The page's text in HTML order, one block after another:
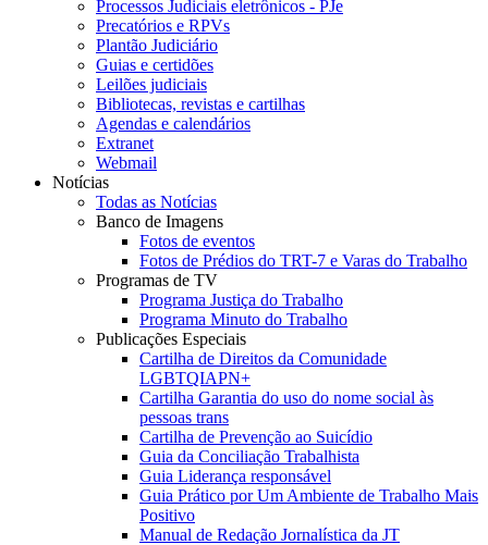
Processos Judiciais eletrônicos - PJe
Precatórios e RPVs
Plantão Judiciário
Guias e certidões
Leilões judiciais
Bibliotecas, revistas e cartilhas
Agendas e calendários
Extranet
Webmail
Notícias
Todas as Notícias
Banco de Imagens
Fotos de eventos
Fotos de Prédios do TRT-7 e Varas do Trabalho
Programas de TV
Programa Justiça do Trabalho
Programa Minuto do Trabalho
Publicações Especiais
Cartilha de Direitos da Comunidade
LGBTQIAPN+
Cartilha Garantia do uso do nome social às
pessoas trans
Cartilha de Prevenção ao Suicídio
Guia da Conciliação Trabalhista
Guia Liderança responsável
Guia Prático por Um Ambiente de Trabalho Mais
Positivo
Manual de Redação Jornalística da JT